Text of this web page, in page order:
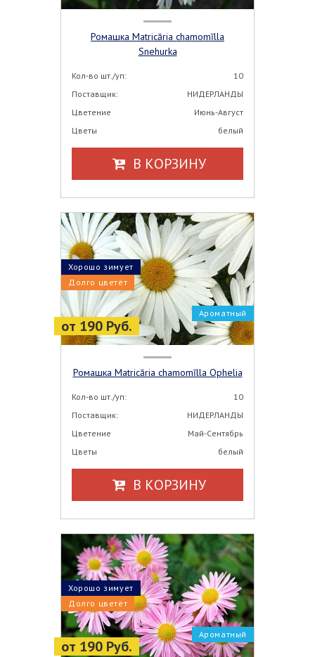
Ромашка Matricāria chamomīlla
Snehurka
Кол-во шт./уп:
10
Поставщик:
НИДЕРЛАНДЫ
Цветение
Июнь-Август
Цветы
белый
В КОРЗИНУ
от 190 Руб.
Ароматный
Долго цветёт
Хорошо зимует
Ромашка Matricāria chamomīlla Ophelia
Кол-во шт./уп:
10
Поставщик:
НИДЕРЛАНДЫ
Цветение
Май-Сентябрь
Цветы
белый
В КОРЗИНУ
от 190 Руб.
Ароматный
Долго цветёт
Хорошо зимует